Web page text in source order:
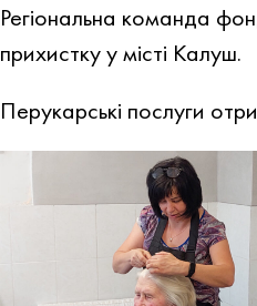
Регіональна команда
прихистку у місті Калуш.
Перукарські послуги